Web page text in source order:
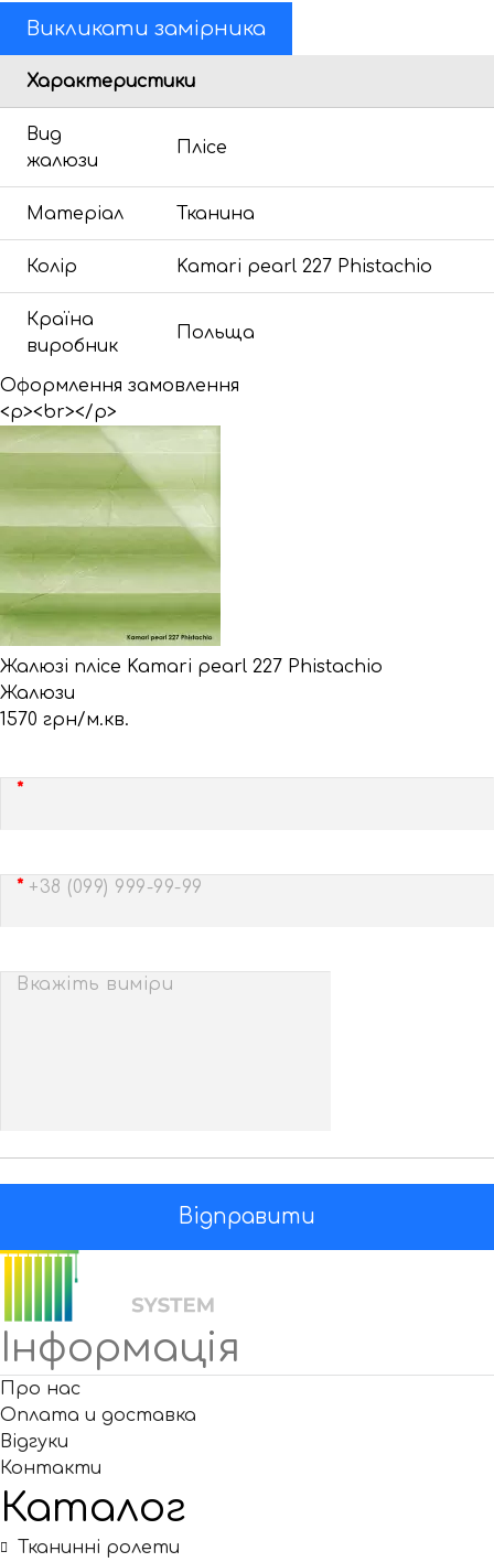
Викликати замірника
Характеристики
Вид
жалюзи
Плісе
Матеріал Тканина
Колір Kamari pearl 227 Phistachio
Країна
виробник
Польща
Оформлення замовлення
<p><br></p>
Жалюзі плісе Kamari pearl 227 Phistachio
Жалюзи
1570 грн/м.кв.
+38 (099) 999-99-99
Вкажіть виміри
Відправити
Інформація
Про нас
Оплата и доставка
Відгуки
Контакти
Каталог
Тканинні ролети